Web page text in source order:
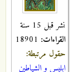
نشر قبل 15 سنة
القراءات:
حقول مرتبطة:
ابليس و الشياطين